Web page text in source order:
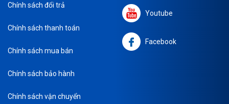
Chính sách đổi trả
Chính sách thanh toán
Chính sách mua bán
Chính sách bảo hành
Chính sách vận chuyển
Youtube
Facebook